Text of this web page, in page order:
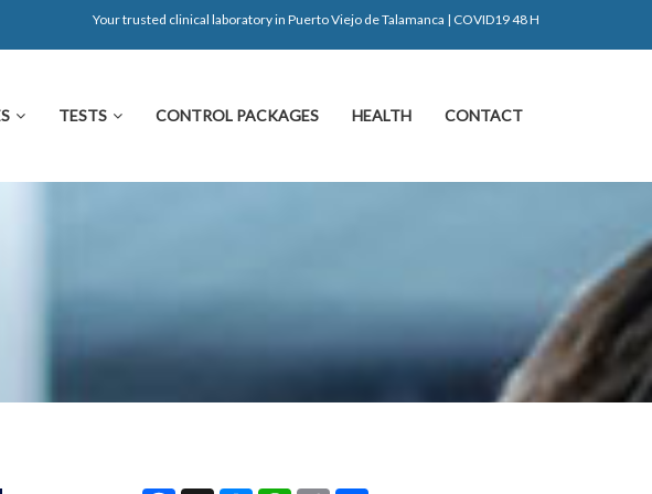
Your trusted clinical laboratory in Puerto Viejo de Talamanca | COVID19 48 H
TESTS CONTROL PACKAGES HEALTH CONTACT